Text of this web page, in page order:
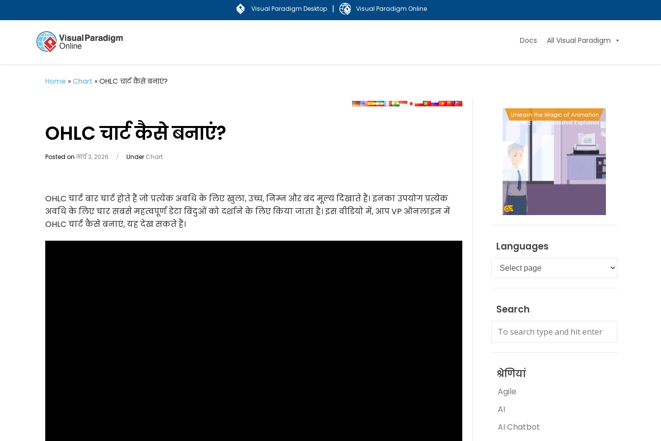
Visual Paradigm Desktop | Visual Paradigm Online
Docs All Visual Paradigm
Home » Chart » OHLC चार्ट कैसे बनाएं?
OHLC चार्ट कैसे बनाएं?
Posted onमार्च 3, 2026 / Under Chart
OHLC चार्ट बार चार्ट होते हैं जो प्रत्येक अवधि के लिए खुला, उच्च, निम्न और बंद मूल्य दिखाते हैं। इनका उपयोग प्रत्येक
अवधि के लिए चार सबसे महत्वपूर्ण डेटा बिंदुओं को दर्शाने के लिए किया जाता है। इस वीडियो में, आप VP ऑनलाइन में
OHLC चार्ट कैसे बनाएं, यह देख सकते हैं।
Languages
Languages
Search
श्रेणियां
Agile
AI
AI Chatbot